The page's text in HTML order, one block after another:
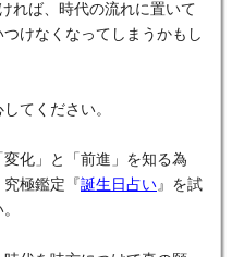
れば、時代の流れに置いて
けなくなってしまうかもし
てください。
化」と「前進」を知る為
極鑑定『誕生日占い 』を試